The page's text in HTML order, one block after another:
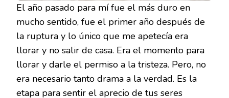
El año pasado para mí fue el más duro en
mucho sentido, fue el primer año después de
la ruptura y lo único que me apetecía era
llorar y no salir de casa. Era el momento para
llorar y darle el permiso a la tristeza. Pero, no
era necesario tanto drama a la verdad. Es la
etapa para sentir el aprecio de tus seres